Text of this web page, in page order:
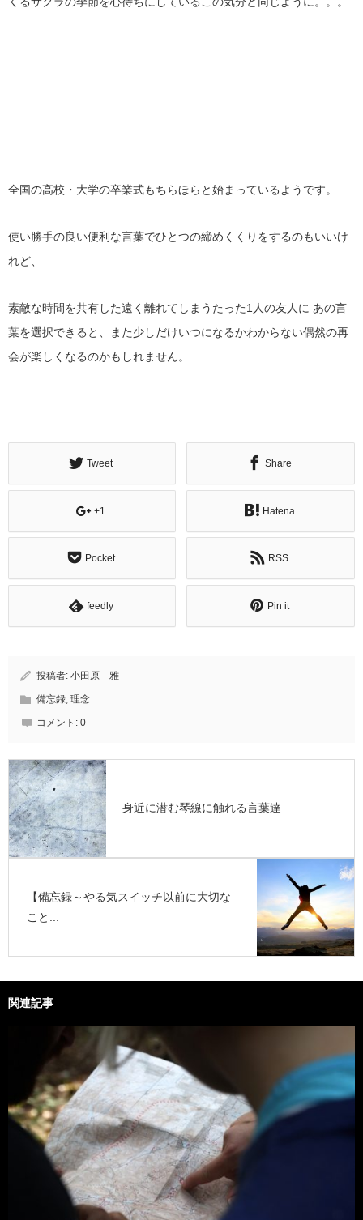
全国の高校・大学の卒業式もちらほらと始まっているようです。
使い勝手の良い便利な言葉でひとつの締めくくりをするのもいいけ
れど、
素敵な時間を共有した遠く離れてしまうたった1人の友人に あの言
葉を選択できると、また少しだけいつになるかわからない偶然の再
会が楽しくなるのかもしれません。
Tweet Share
+1 Hatena
Pocket RSS
feedly Pin it
投稿者: 小田原 雅
備忘録, 理念
コメント: 0
身近に潜む琴線に触れる言葉達
【備忘録～やる気スイッチ以前に大切な
こと...
関連記事